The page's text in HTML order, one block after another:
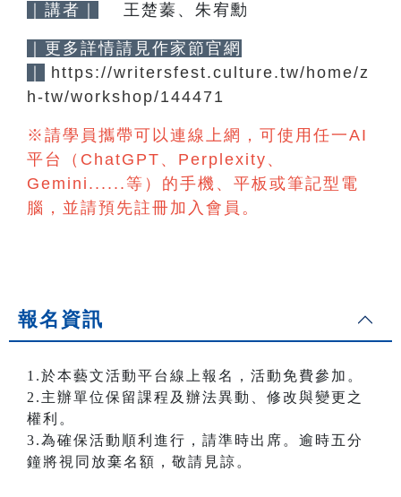
｜講者｜ 王楚蓁、朱宥勳
｜更多詳情請見作家節官網
https://writersfest.culture.tw/home/z
h-tw/workshop/144471
※請學員攜帶可以連線上網，可使用任一AI
平台（ChatGPT、Perplexity、
Gemini......等）的手機、平板或筆記型電
腦，並請預先註冊加入會員。
報名資訊
1.於本藝文活動平台線上報名，活動免費參加。
2.主辦單位保留課程及辦法異動、修改與變更之
權利。
3.為確保活動順利進行，請準時出席。逾時五分
鐘將視同放棄名額，敬請見諒。